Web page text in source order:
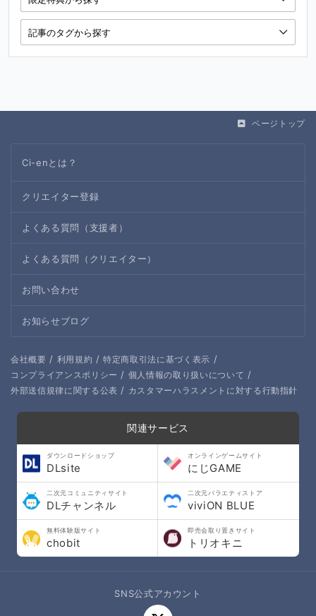
ページトップ
Ci-enとは？
クリエイター登録
よくある質問（支援者）
よくある質問（クリエイター）
お問い合わせ
お知らせブログ
会社概要 / 利用規約 / 特定商取引法に基づく表示 /
コンプライアンスポリシー / 個人情報の取り扱いについて /
外部送信規律に関する公表 / カスタマーハラスメントに対する行動指針
関連サービス
ダウンロードショップ
DLsite
オンラインゲームサイト
にじGAME
二次元コミュニティサイト
DLチャンネル
二次元バラエティストア
viviON BLUE
無料体験版サイト
chobit
即売会取り置きサイト
トリオキニ
SNS公式アカウント